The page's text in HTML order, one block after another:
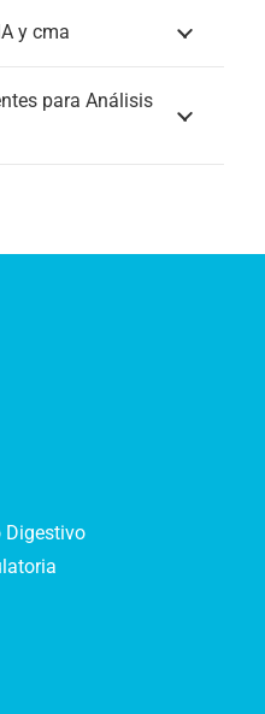
y cma
para Análisis
Digestivo